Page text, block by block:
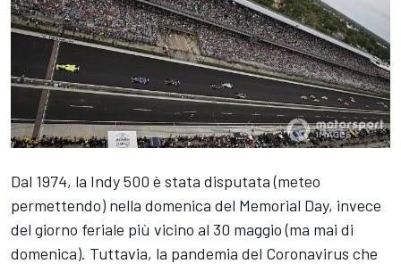
Dal 1974, la Indy 500 è stata disputata (meteo
permettendo) nella domenica del Memorial Day, invece
del giorno feriale più vicino al 30 maggio (ma mai di
domenica). Tuttavia, la pandemia del Coronavirus che